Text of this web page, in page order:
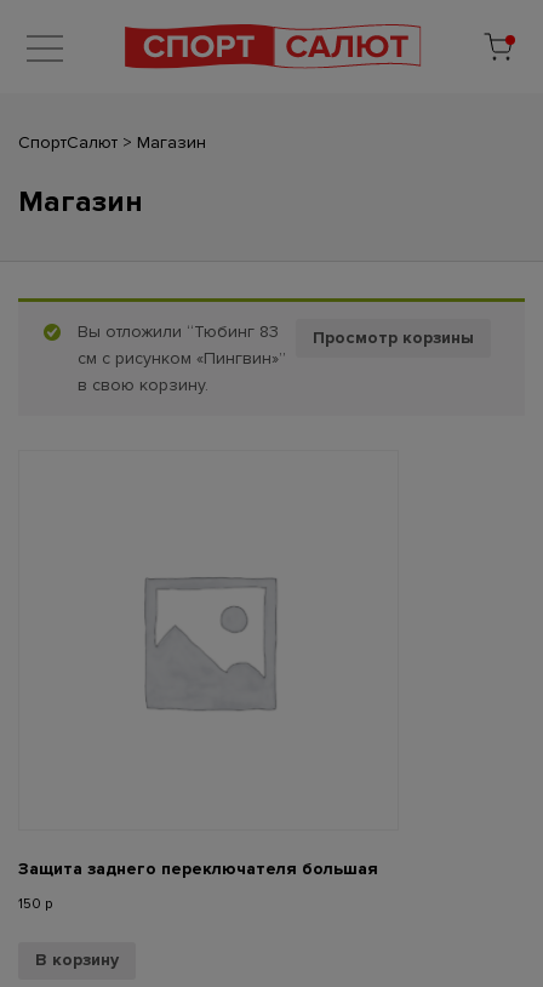
СпортСалют > Магазин
Магазин
Просмотр корзины
Вы отложили “Тюбинг 83
см с рисунком «Пингвин»”
в свою корзину.
Защита заднего переключателя большая
150 р
В корзину